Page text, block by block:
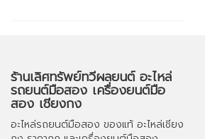
ร้านเลิศทรัพย์ทวีผลยนต์ อะไหล่
รถยนต์มือสอง เครื่องยนต์มือ
สอง เชียงกง
อะไหล่รถยนต์มือสอง ของแท้ อะไหล่เชียง